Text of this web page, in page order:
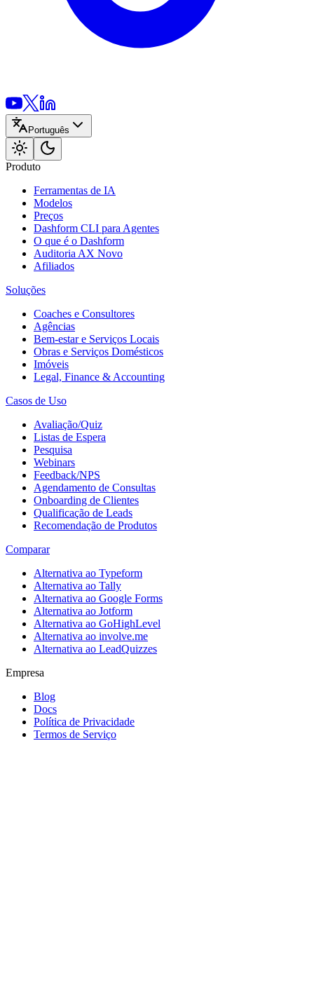
Português
Produto
Ferramentas de IA
Modelos
Preços
Dashform CLI para Agentes
O que é o Dashform
Auditoria AX Novo
Afiliados
Soluções
Coaches e Consultores
Agências
Bem-estar e Serviços Locais
Obras e Serviços Domésticos
Imóveis
Legal, Finance & Accounting
Casos de Uso
Avaliação/Quiz
Listas de Espera
Pesquisa
Webinars
Feedback/NPS
Agendamento de Consultas
Onboarding de Clientes
Qualificação de Leads
Recomendação de Produtos
Comparar
Alternativa ao Typeform
Alternativa ao Tally
Alternativa ao Google Forms
Alternativa ao Jotform
Alternativa ao GoHighLevel
Alternativa ao involve.me
Alternativa ao LeadQuizzes
Empresa
Blog
Docs
Política de Privacidade
Termos de Serviço